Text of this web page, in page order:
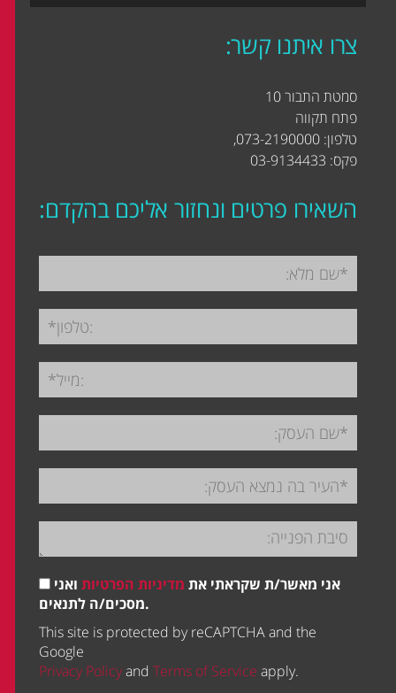
צרו איתנו קשר:
סמטת התבור 10
פתח תקווה
טלפון: 073-2190000,
פקס: 03-9134433
השאירו פרטים ונחזור אליכם בהקדם:
אני מאשר/ת שקראתי את מדיניות הפרטיות ואני
מסכים/ה לתנאים.
This site is protected by reCAPTCHA and the
Google
Privacy Policyand Terms of Service apply.